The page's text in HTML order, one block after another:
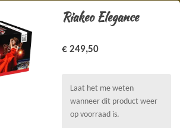
Riakeo Elegance
€ 249,50
Laat het me weten
wanneer dit product weer
op voorraad is.